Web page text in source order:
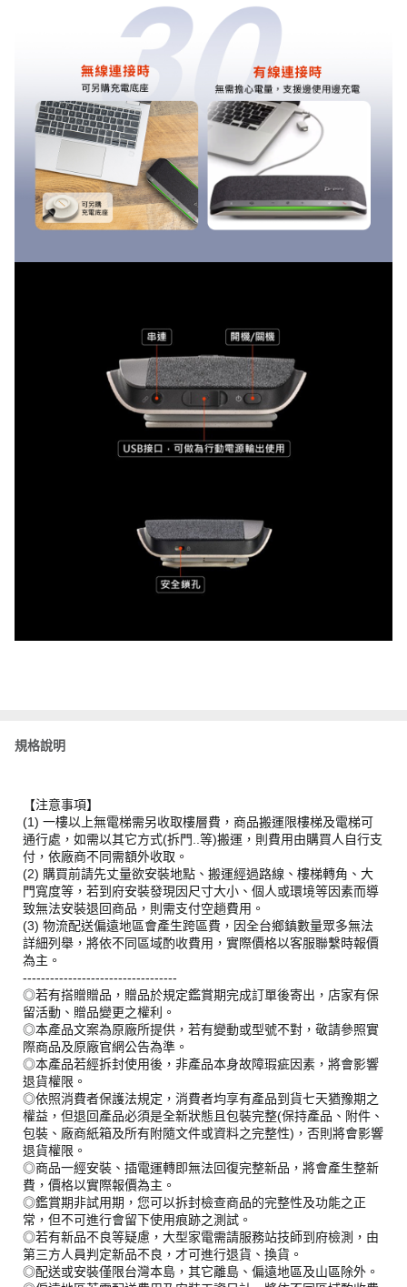
規格說明
【注意事項】
(1) 一樓以上無電梯需另收取樓層費，商品搬運限樓梯及電梯可
通行處，如需以其它方式(拆門..等)搬運，則費用由購買人自行支
付，依廠商不同需額外收取。
(2) 購買前請先丈量欲安裝地點、搬運經過路線、樓梯轉角、大
門寬度等，若到府安裝發現因尺寸大小、個人或環境等因素而導
致無法安裝退回商品，則需支付空趟費用。
(3) 物流配送偏遠地區會產生跨區費，因全台鄉鎮數量眾多無法
詳細列舉，將依不同區域酌收費用，實際價格以客服聯繫時報價
為主。
----------------------------------
◎若有搭贈贈品，贈品於規定鑑賞期完成訂單後寄出，店家有保
留活動、贈品變更之權利。
◎本產品文案為原廠所提供，若有變動或型號不對，敬請參照實
際商品及原廠官網公告為準。
◎本產品若經拆封使用後，非產品本身故障瑕疵因素，將會影響
退貨權限。
◎依照消費者保護法規定，消費者均享有產品到貨七天猶豫期之
權益，但退回產品必須是全新狀態且包裝完整(保持產品、附件、
包裝、廠商紙箱及所有附隨文件或資料之完整性)，否則將會影響
退貨權限。
◎商品一經安裝、插電運轉即無法回復完整新品，將會產生整新
費，價格以實際報價為主。
◎鑑賞期非試用期，您可以拆封檢查商品的完整性及功能之正
常，但不可進行會留下使用痕跡之測試。
◎若有新品不良等疑慮，大型家電需請服務站技師到府檢測，由
第三方人員判定新品不良，才可進行退貨、換貨。
◎配送或安裝僅限台灣本島，其它離島、偏遠地區及山區除外。